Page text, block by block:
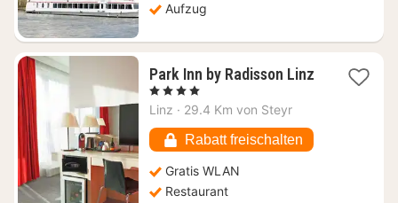
Aufzug
Park Inn by Radisson Linz
1
Nacht
80,18
€
, 4 Sterne
Linz · 29.4 Km von Steyr
Rabatt freischalten
Gratis WLAN
Restaurant